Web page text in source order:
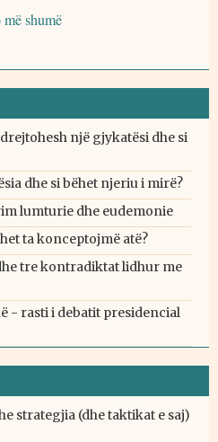
shumë
një gjykatësi dhe si
dhe si bëhet njeriu i mirë?
lumturie dhe eudemonie
ta konceptojmë atë?
tre kontradiktat lidhur me
- rasti i debatit presidencial
strategjia (dhe taktikat e saj)